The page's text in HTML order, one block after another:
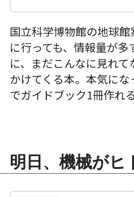
国立科学博物館の地球
に行っても、情報量が
に、まだこんなに見れ
かけてくる本。本気に
でガイドブック1冊作れ
明日、機械がヒ